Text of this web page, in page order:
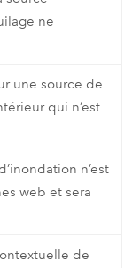
ne
une source de
qui n’est
n’est
web et sera
de